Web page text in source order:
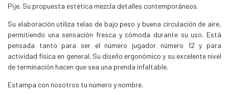
Pije. Su propuesta estética mezcla detalles contemporáneos.
Su elaboración utiliza telas de bajo peso y buena circulación de aire,
permitiendo una sensación fresca y cómoda durante su uso. Está
pensada tanto para ser el número jugador número 12 y para
actividad física en general. Su diseño ergonómico y su excelente nivel
de terminación hacen que sea una prenda infaltable.
Estampa con nosotros tu número y nombre.